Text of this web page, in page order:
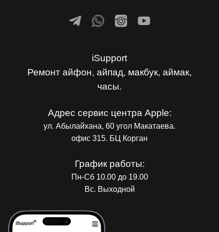
iSupport
Ремонт айфон, айпад, макбук, аймак,
часы.
Адрес сервис центра Apple:
ул. Абылайхана, 60 угол Макатаева.
офис 315. БЦ Корган
График работы:
Пн-Сб 10.00 до 19.00
Вс. Выходной